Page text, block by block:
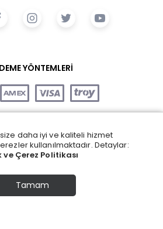
YÖNTEMLERİ
daha iyi ve kaliteli hizmet
kullanılmaktadır. Detaylar:
ve Çerez Politikası
Tamam